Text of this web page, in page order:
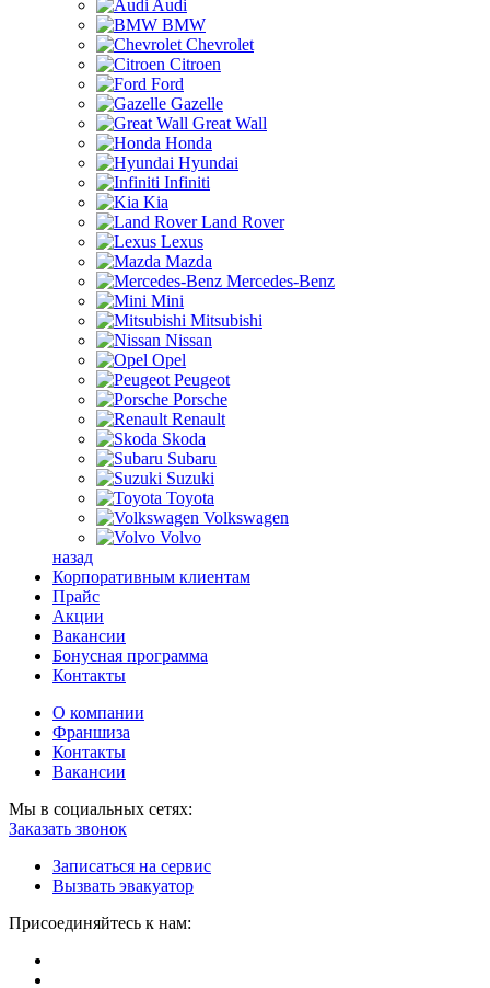
Audi
BMW
Chevrolet
Citroen
Ford
Gazelle
Great Wall
Honda
Hyundai
Infiniti
Kia
Land Rover
Lexus
Mazda
Mercedes-Benz
Mini
Mitsubishi
Nissan
Opel
Peugeot
Porsche
Renault
Skoda
Subaru
Suzuki
Toyota
Volkswagen
Volvo
назад
Корпоративным клиентам
Прайс
Акции
Вакансии
Бонусная программа
Контакты
О компании
Франшиза
Контакты
Вакансии
Мы в социальных сетях:
Заказать звонок
Записаться на сервис
Вызвать эвакуатор
Присоединяйтесь к нам: